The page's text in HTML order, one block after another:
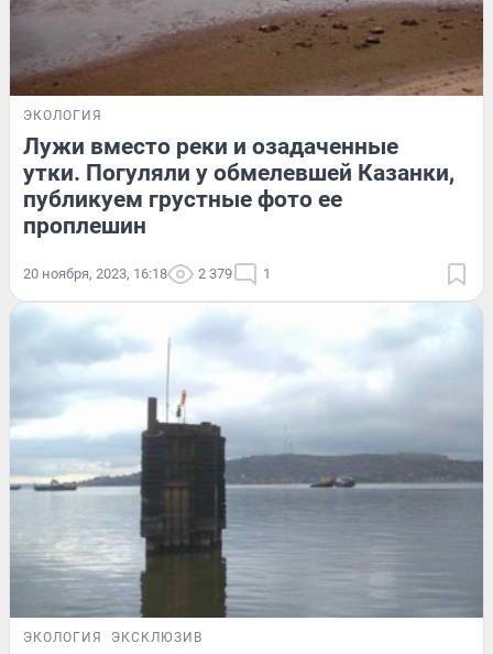
ЭКОЛОГИЯ
Лужи вместо реки и озадаченные
утки. Погуляли у обмелевшей Казанки,
публикуем грустные фото ее
проплешин
20 ноября, 2023, 16:18 2 379 1
ЭКОЛОГИЯ ЭКСКЛЮЗИВ